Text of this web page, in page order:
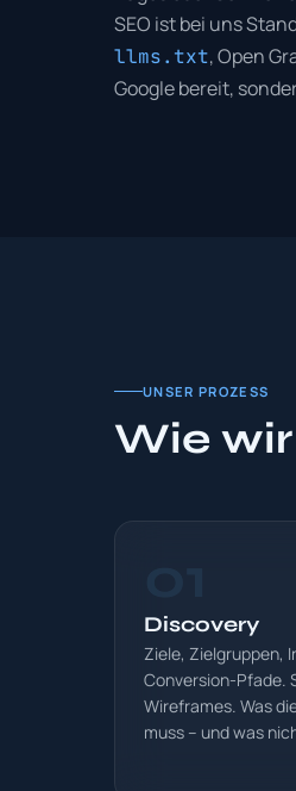
SEO ist bei uns
llms.txt, Open
Google bereit,
UNSER PROZESS
Wie
Discovery
Ziele, Zielgruppen,
Conversion-Pfade.
Wireframes. Was
muss – und was